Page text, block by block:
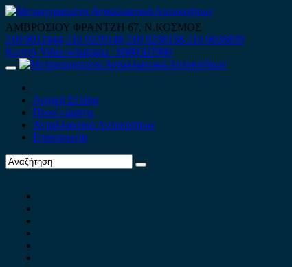
Skip
to
content
ΑΜΒΡΟΣΙΟΥ ΦΡΑΝΤΖΗ 67, Ν.ΚΟΣΜΟΣ
210 9012444 210 9239148 210 9238158 210 9026839
Κινητό-Viber-whatsapp : 6980507900
Primary
Αρχική Σελίδα
Ποιοί είμαστε
Ανταλλακτικά Αυτοκινήτων
Επικοινωνία